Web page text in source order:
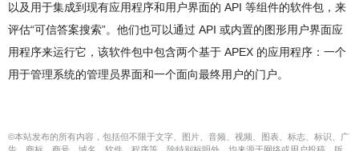
以及用于集成到现有应用程序和用户界面的 API 等组件的软件包，来
评估“可信答案搜索”。他们也可以通过 API 或内置的图形用户界面应
用程序来运行它，该软件包中包含两个基于 APEX 的应用程序：一个
用于管理系统的管理员界面和一个面向最终用户的门户。
©本站发布的所有内容，包括但不限于文字、图片、音频、视频、图表、标志、标识、广